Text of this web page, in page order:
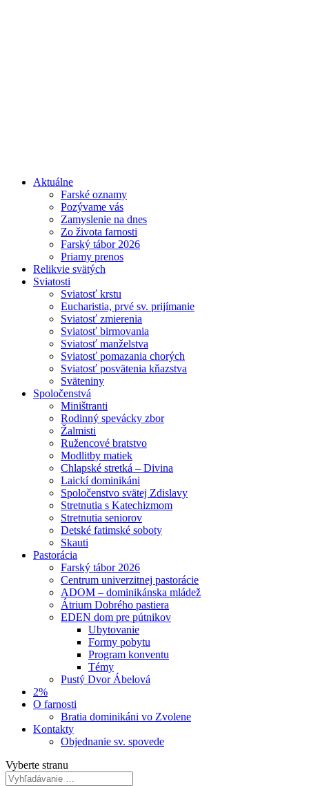
Aktuálne
Farské oznamy
Pozývame vás
Zamyslenie na dnes
Zo života farnosti
Farský tábor 2026
Priamy prenos
Relikvie svätých
Sviatosti
Sviatosť krstu
Eucharistia, prvé sv. prijímanie
Sviatosť zmierenia
Sviatosť birmovania
Sviatosť manželstva
Sviatosť pomazania chorých
Sviatosť posvätenia kňazstva
Sväteniny
Spoločenstvá
Miništranti
Rodinný spevácky zbor
Žalmisti
Ružencové bratstvo
Modlitby matiek
Chlapské stretká – Divina
Laickí dominikáni
Spoločenstvo svätej Zdislavy
Stretnutia s Katechizmom
Stretnutia seniorov
Detské fatimské soboty
Skauti
Pastorácia
Farský tábor 2026
Centrum univerzitnej pastorácie
ADOM – dominikánska mládež
Átrium Dobrého pastiera
EDEN dom pre pútnikov
Ubytovanie
Formy pobytu
Program konventu
Témy
Pustý Dvor Ábelová
2%
O farnosti
Bratia dominikáni vo Zvolene
Kontakty
Objednanie sv. spovede
Vyberte stranu